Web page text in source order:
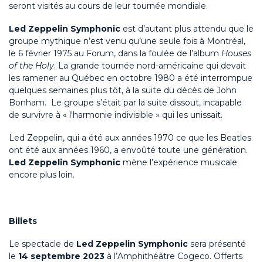
seront visités au cours de leur tournée mondiale.
Led Zeppelin Symphonic est d’autant plus attendu que le
groupe mythique n’est venu qu’une seule fois à Montréal,
le 6 février 1975 au Forum, dans la foulée de l’album Houses
of the Holy. La grande tournée nord-américaine qui devait
les ramener au Québec en octobre 1980 a été interrompue
quelques semaines plus tôt, à la suite du décès de John
Bonham. Le groupe s’était par la suite dissout, incapable
de survivre à « l'harmonie indivisible » qui les unissait.
Led Zeppelin, qui a été aux années 1970 ce que les Beatles
ont été aux années 1960, a envoûté toute une génération.
Led Zeppelin Symphonic mène l’expérience musicale
encore plus loin.
Billets
Le spectacle de Led Zeppelin Symphonic sera présenté
le 14 septembre 2023 à l’Amphithéâtre Cogeco. Offerts